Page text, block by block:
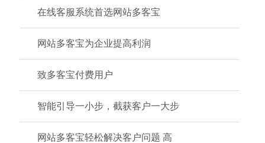
在线客服系统首选网站多客宝
网站多客宝为企业提高利润
致多客宝付费用户
智能引导一小步，截获客户一大步
网站多客宝轻松解决客户问题 高